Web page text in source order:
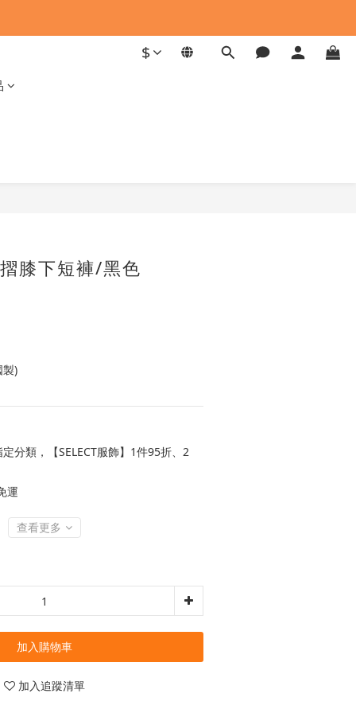
$
膝下短褲/黑色
)
分類，【SELECT服飾】1件95折、2
運
查看更多
加入購物車
加入追蹤清單